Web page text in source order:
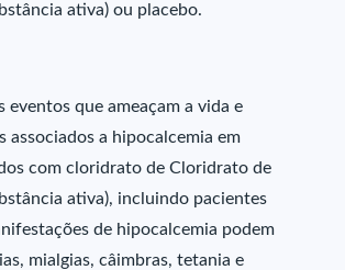
ativa) ou placebo.
eventos que ameaçam a vida e
associados a hipocalcemia em
com cloridrato de Cloridrato de
ativa), incluindo pacientes
de hipocalcemia podem
mialgias, câimbras, tetania e